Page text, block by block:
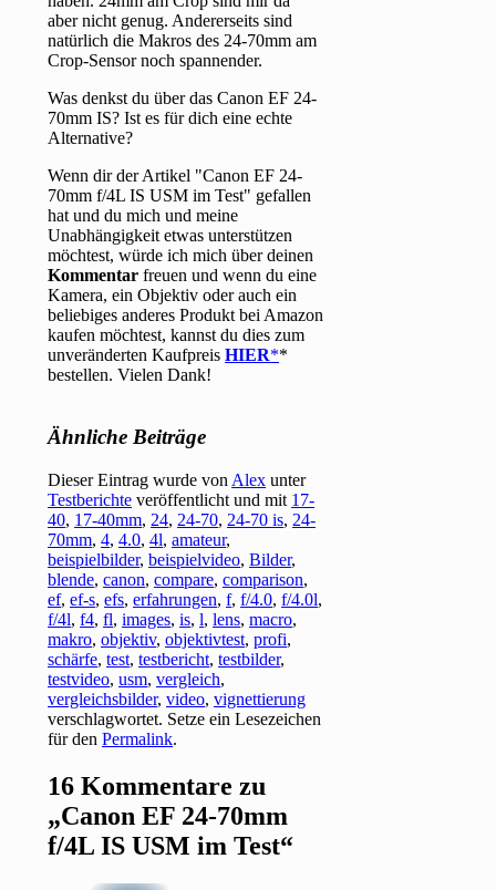
aber nicht genug. Andererseits sind
natürlich die Makros des 24-70mm am
Crop-Sensor noch spannender.
Was denkst du über das Canon EF 24-
70mm IS? Ist es für dich eine echte
Alternative?
Wenn dir der Artikel "Canon EF 24-
70mm f/4L IS USM im Test" gefallen
hat und du mich und meine
Unabhängigkeit etwas unterstützen
möchtest, würde ich mich über deinen
Kommentar freuen und wenn du eine
Kamera, ein Objektiv oder auch ein
beliebiges anderes Produkt bei Amazon
kaufen möchtest, kannst du dies zum
unveränderten KaufpreisHIER *
bestellen. Vielen Dank!
Ähnliche Beiträge
Dieser Eintrag wurde von Alex unter
Testberichte veröffentlicht und mit 17-
40, 17-40mm, 24, 24-70, 24-70 is, 24-
70mm,4,4.0,4l,amateur,
beispielbilder,beispielvideo,Bilder,
blende,canon,compare,comparison,
ef,ef-s,efs,erfahrungen,f,f/4.0,f/4.0l,
f/4l,f4,fl,images,is,l,lens,macro,
makro,objektiv,objektivtest,profi,
schärfe,test,testbericht,testbilder,
testvideo,usm,vergleich,
vergleichsbilder,video,vignettierung
verschlagwortet. Setze ein Lesezeichen
für denPermalink.
16 Kommentare zu
„Canon EF 24-70mm
f/4L IS USM im Test“